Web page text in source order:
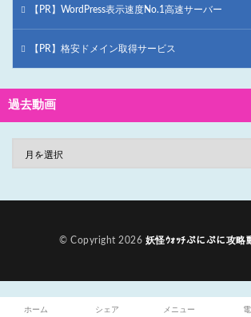
【PR】WordPress表示速度No.1高速サーバー
【PR】格安ドメイン取得サービス
過去動画
© Copyright 2026 妖怪ｳｫｯﾁぷにぷに攻略
ホーム シェア メニュー